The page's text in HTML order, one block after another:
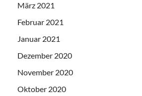
März 2021
Februar 2021
Januar 2021
Dezember 2020
November 2020
Oktober 2020